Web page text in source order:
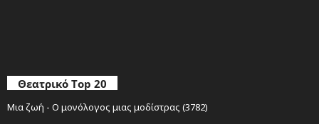
Θεατρικό Top 20
Μια ζωή - Ο μονόλογος μιας μοδίστρας (3782)